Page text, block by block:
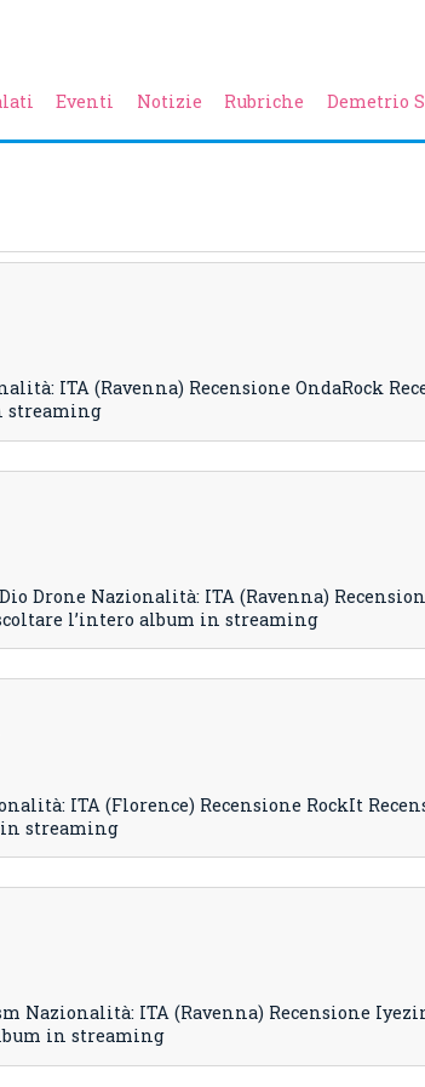
Eventi Notizie Rubriche Demetrio
ITA (Ravenna) Recensione OndaRock
streaming
Drone Nazionalità: ITA (Ravenna)
l’intero album in streaming
ITA (Florence) Recensione RockIt
in streaming
Nazionalità: ITA (Ravenna) Recensione
in streaming